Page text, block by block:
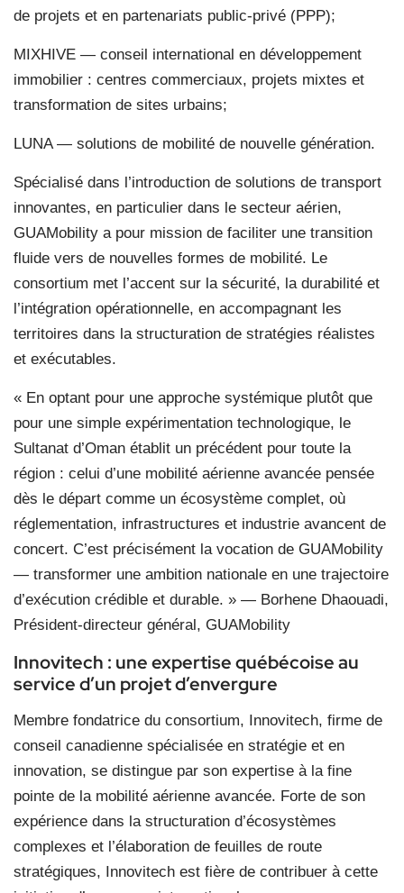
de projets et en partenariats public-privé (PPP);
MIXHIVE — conseil international en développement
immobilier : centres commerciaux, projets mixtes et
transformation de sites urbains;
LUNA — solutions de mobilité de nouvelle génération.
Spécialisé dans l’introduction de solutions de transport
innovantes, en particulier dans le secteur aérien,
GUAMobility a pour mission de faciliter une transition
fluide vers de nouvelles formes de mobilité. Le
consortium met l’accent sur la sécurité, la durabilité et
l’intégration opérationnelle, en accompagnant les
territoires dans la structuration de stratégies réalistes
et exécutables.
« En optant pour une approche systémique plutôt que
pour une simple expérimentation technologique, le
Sultanat d’Oman établit un précédent pour toute la
région : celui d’une mobilité aérienne avancée pensée
dès le départ comme un écosystème complet, où
réglementation, infrastructures et industrie avancent de
concert. C’est précisément la vocation de GUAMobility
— transformer une ambition nationale en une trajectoire
d’exécution crédible et durable. » — Borhene Dhaouadi,
Président-directeur général, GUAMobility
Innovitech : une expertise québécoise au
service d’un projet d’envergure
Membre fondatrice du consortium, Innovitech, firme de
conseil canadienne spécialisée en stratégie et en
innovation, se distingue par son expertise à la fine
pointe de la mobilité aérienne avancée. Forte de son
expérience dans la structuration d’écosystèmes
complexes et l’élaboration de feuilles de route
stratégiques, Innovitech est fière de contribuer à cette